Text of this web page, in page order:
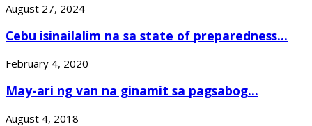
August 27, 2024
Cebu isinailalim na sa state of preparedness...
February 4, 2020
May-ari ng van na ginamit sa pagsabog...
August 4, 2018